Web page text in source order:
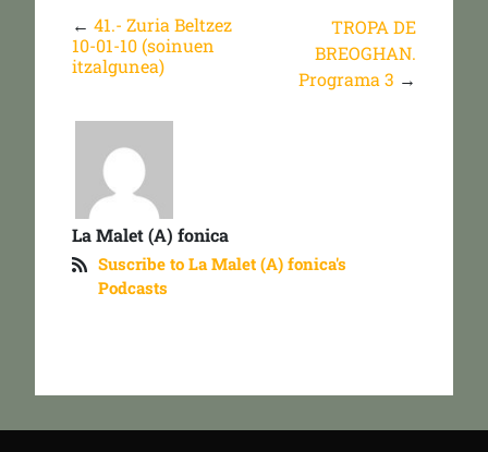
← 41.- Zuria Beltzez
10-01-10 (soinuen
itzalgunea)
TROPA DE
BREOGHAN.
Programa 3 →
La Malet (A) fonica
Suscribe to La Malet (A) fonica's
Podcasts